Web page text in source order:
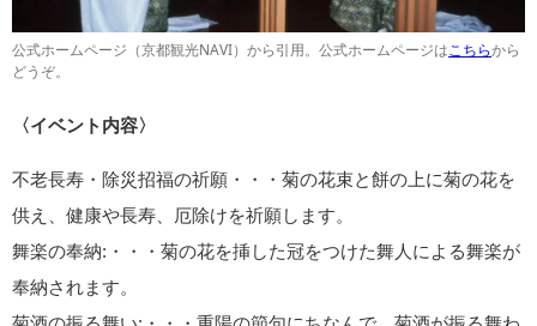
公式ホームページ（京都観光NAVI）から引用。公式ホームページはこちらから
どうぞ。
〈イベント内容〉
不老長寿・除災招福の祈願・・・菊の花束と餅の上に菊の花を
供え、健康や長寿、厄除けを祈願します。
舞楽の奉納:・・・菊の花を挿した冠をつけた舞人による舞楽が
奉納されます。